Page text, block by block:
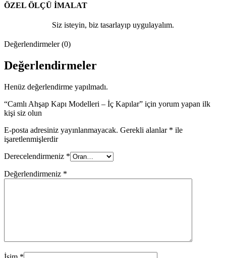
ÖZEL ÖLÇÜ İMALAT
Siz isteyin, biz tasarlayıp uygulayalım.
Değerlendirmeler (0)
Değerlendirmeler
Henüz değerlendirme yapılmadı.
“Camlı Ahşap Kapı Modelleri – İç Kapılar” için yorum yapan ilk
kişi siz olun
E-posta adresiniz yayınlanmayacak. Gerekli alanlar * ile
işaretlenmişlerdir
Derecelendirmeniz *
Değerlendirmeniz *